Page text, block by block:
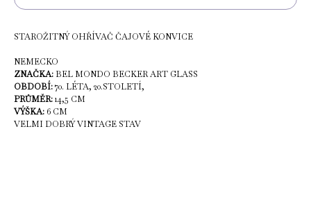
STAROŽITNÝ OHŘÍVAČ ČAJOVÉ KONVICE
NEMECKO
ZNAČKA: BEL MONDO BECKER ART GLASS
OBDOBÍ:70. LÉTA, 20.STOLETÍ,
PRŮMĚR:14,5 CM
VÝŠKA: 6 CM
VELMI DOBRÝ VINTAGE STAV